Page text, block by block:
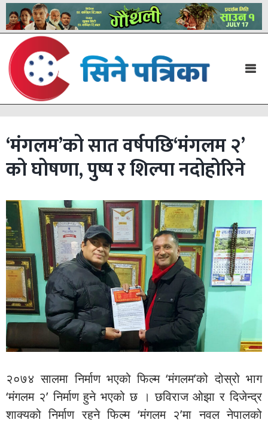
‘मंगलम’को सात वर्षपछि‘मंगलम २’
को घोषणा, पुष्प र शिल्पा नदोहोरिने
२०७४ सालमा निर्माण भएको फिल्म ‘मंगलम’को दोस्रो भाग
‘मंगलम २’ निर्माण हुने भएको छ । छविराज ओझा र दिजेन्द्र
शाक्यको निर्माण रहने फिल्म ‘मंगलम २’मा नवल नेपालको